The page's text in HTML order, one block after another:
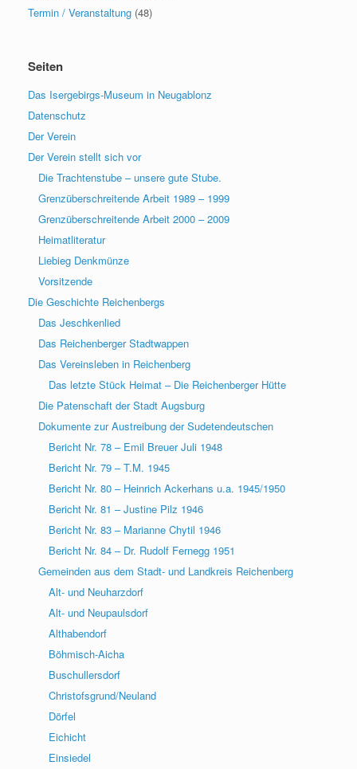
Termin / Veranstaltung (48)
Seiten
Das Isergebirgs-Museum in Neugablonz
Datenschutz
Der Verein
Der Verein stellt sich vor
Die Trachtenstube – unsere gute Stube.
Grenzüberschreitende Arbeit 1989 – 1999
Grenzüberschreitende Arbeit 2000 – 2009
Heimatliteratur
Liebieg Denkmünze
Vorsitzende
Die Geschichte Reichenbergs
Das Jeschkenlied
Das Reichenberger Stadtwappen
Das Vereinsleben in Reichenberg
Das letzte Stück Heimat – Die Reichenberger Hütte
Die Patenschaft der Stadt Augsburg
Dokumente zur Austreibung der Sudetendeutschen
Bericht Nr. 78 – Emil Breuer Juli 1948
Bericht Nr. 79 – T.M. 1945
Bericht Nr. 80 – Heinrich Ackerhans u.a. 1945/1950
Bericht Nr. 81 – Justine Pilz 1946
Bericht Nr. 83 – Marianne Chytil 1946
Bericht Nr. 84 – Dr. Rudolf Fernegg 1951
Gemeinden aus dem Stadt- und Landkreis Reichenberg
Alt- und Neuharzdorf
Alt- und Neupaulsdorf
Althabendorf
Böhmisch-Aicha
Buschullersdorf
Christofsgrund/Neuland
Dörfel
Eichicht
Einsiedel